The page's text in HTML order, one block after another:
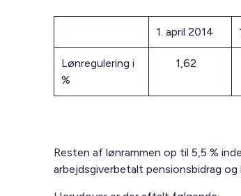
1. april 2014
Lønregulering i
%
1,62
Resten af lønrammen op til 5,5 %
arbejdsgiverbetalt pensionsbidrag og